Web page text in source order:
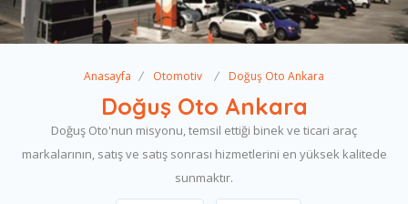
Anasayfa Otomotiv Doğuş Oto Ankara
Doğuş Oto Ankara
Doğuş Oto'nun misyonu, temsil ettiği binek ve ticari araç
markalarının, satış ve satış sonrası hizmetlerini en yüksek kalitede
sunmaktır.